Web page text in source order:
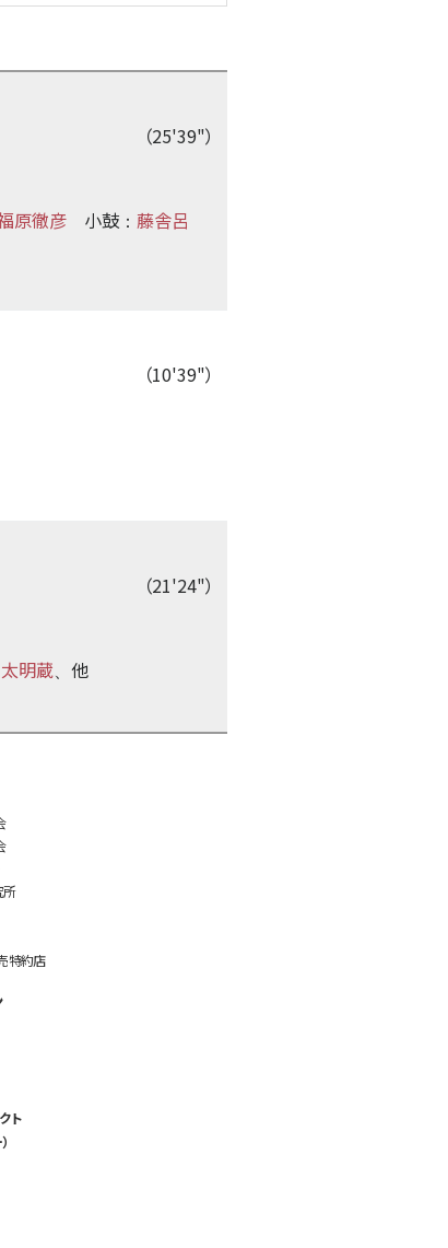
（25'39"）
原徹彦 小鼓 ： 藤舎呂
（10'39"）
（21'24"）
明蔵、 他
所
特約店
ト